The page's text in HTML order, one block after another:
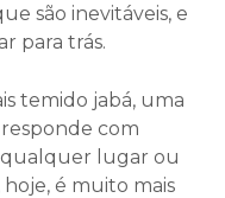
são inevitáveis, e
para trás.
temido jabá, uma
com
qualquer lugar ou
é muito mais